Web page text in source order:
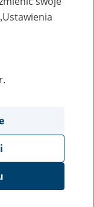
i
2019 r.
przekazywać
Po raz
nas szerszy